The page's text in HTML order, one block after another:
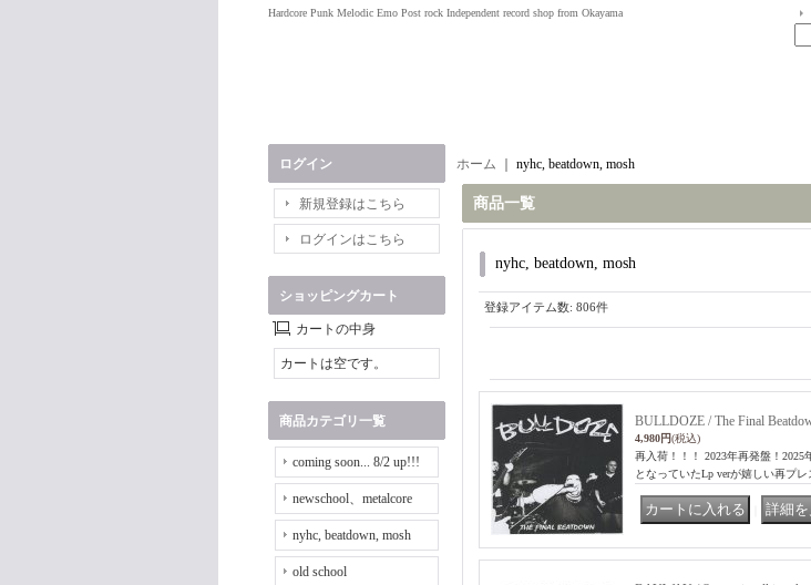
Hardcore Punk Melodic Emo Post rock Independent record shop from Okayama
ログイン
新規登録はこちら
ログインはこちら
ショッピングカート
カートの中身
カートは空です。
商品カテゴリ一覧
coming soon... 8/2 up!!!
newschool、metalcore
nyhc, beatdown, mosh
old school
ホーム nyhc, beatdown, mosh
商品一覧
nyhc, beatdown, mosh
登録アイテム数: 806件
BULLDOZE / The Final
4,980円(税込)
再入荷！！！ 2023年再発盤！
となっていたLp verが嬉しい再プレ